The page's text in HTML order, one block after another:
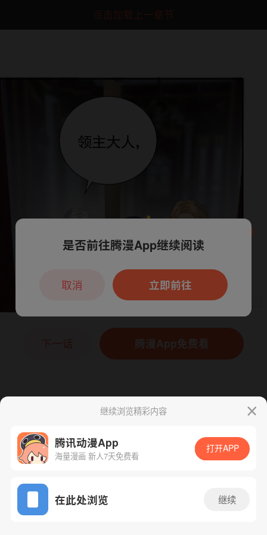
点击加载上一章节
App免费看
腾漫App免费看
继续浏览精彩内容
腾讯动漫App
海量漫画 新人7天免费看
打开APP
在此处浏览 继续
本章节仅支持App阅读，可打开App新用
户7天免费看
是否前往腾漫App继续阅读
立即前往
取消